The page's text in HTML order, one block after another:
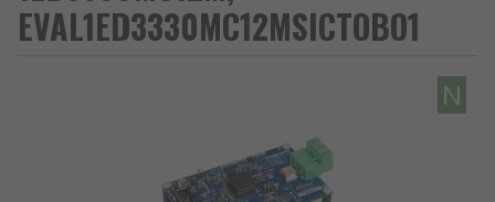
EVAL1ED3330MC12MSICTOBO1
N